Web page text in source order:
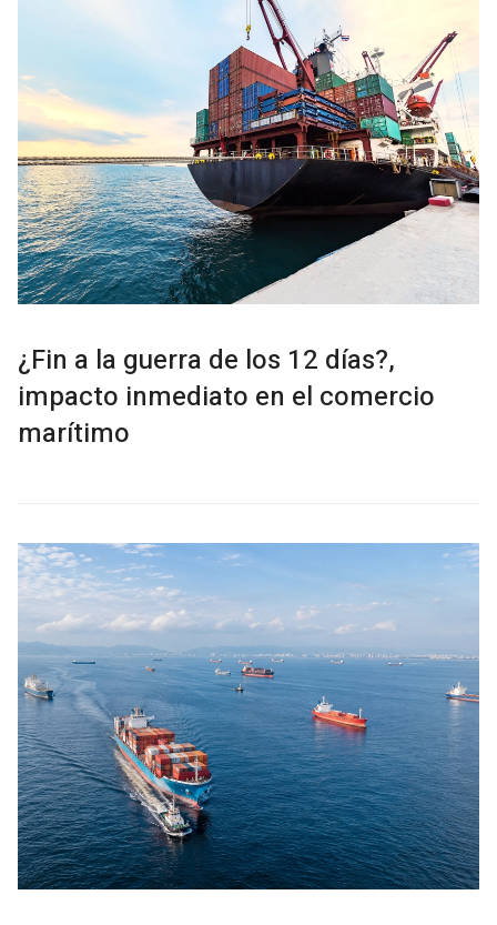
¿Fin a la guerra de los 12 días?,
impacto inmediato en el comercio
marítimo